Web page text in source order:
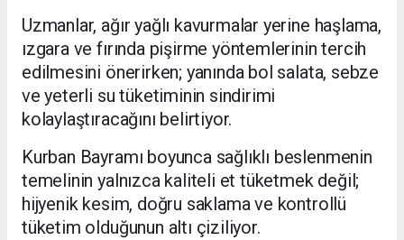
Uzmanlar, ağır yağlı kavurmalar yerine haşlama,
ızgara ve fırında pişirme yöntemlerinin tercih
edilmesini önerirken; yanında bol salata, sebze
ve yeterli su tüketiminin sindirimi
kolaylaştıracağını belirtiyor.
Kurban Bayramı boyunca sağlıklı beslenmenin
temelinin yalnızca kaliteli et tüketmek değil;
hijyenik kesim, doğru saklama ve kontrollü
tüketim olduğunun altı çiziliyor.